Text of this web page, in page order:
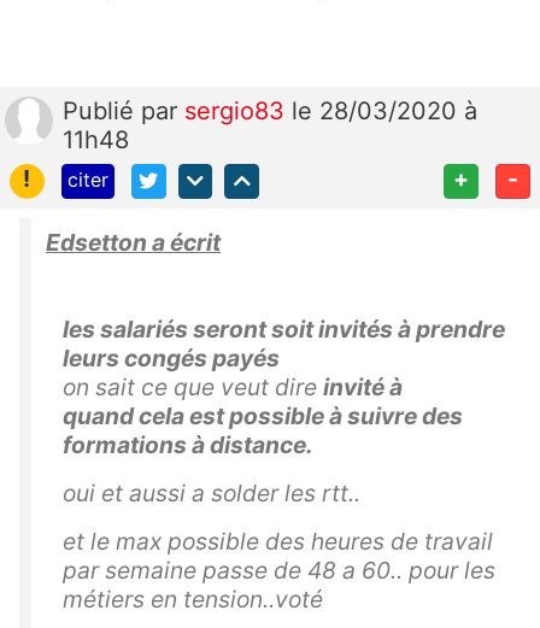
Publié par sergio83 le 28/03/2020 à
11h48
!
citer + -
Edsetton a écrit
les salariés seront soit invités à prendre
leurs congés payés
on sait ce que veut dire invité à
quand cela est possible à suivre des
formations à distance.
oui et aussi a solder les rtt..
et le max possible des heures de travail
par semaine passe de 48 a 60.. pour les
métiers en tension..voté